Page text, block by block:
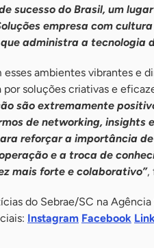
sucesso do Brasil, um
empresa com
administra a tecnologia
ambientes vibrantes e
por soluções criativas e
são extremamente
de networking, insights
reforçar a importância
e a troca de
mais forte e colaborativo”,
do Sebrae/SC na
Instagram Facebook